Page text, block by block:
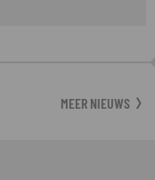
MEER NIEUWS